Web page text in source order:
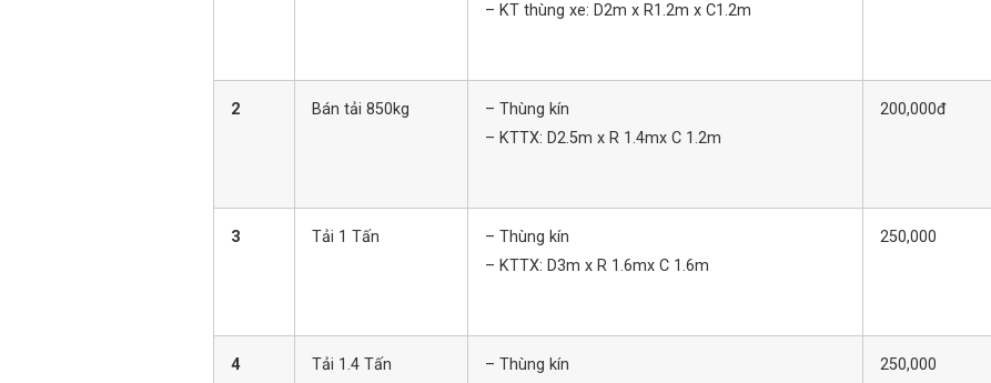
– KT thùng xe: D2m x R1.2m x C1.2m
2 Bán tải 850kg
– Thùng kín
– KTTX: D2.5m x R 1.4mx C 1.2m
200,000đ
3 Tải 1 Tấn
– Thùng kín
– KTTX: D3m x R 1.6mx C 1.6m
250,000
4 Tải 1.4 Tấn
– Thùng kín
250,000